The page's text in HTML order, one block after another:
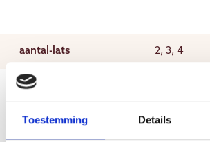
Toestemming Details
aantal-lats 2, 3, 4